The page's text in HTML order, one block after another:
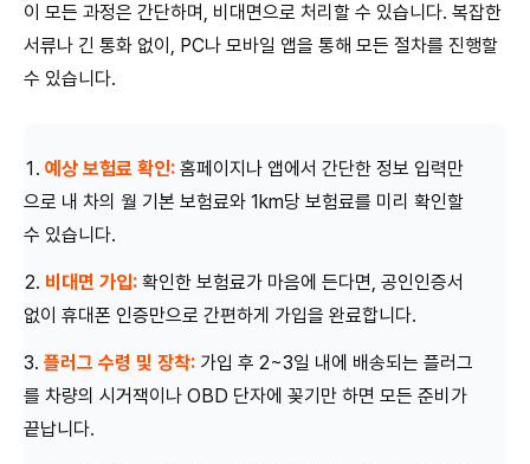
이 모든 과정은 간단하며, 비대면으로 처리할 수 있습니다. 복잡한
서류나 긴 통화 없이, PC나 모바일 앱을 통해 모든 절차를 진행할
수 있습니다.
예상 보험료 확인: 홈페이지나 앱에서 간단한 정보 입력만
으로 내 차의 월 기본 보험료와 1km당 보험료를 미리 확인할
수 있습니다.
비대면 가입: 확인한 보험료가 마음에 든다면, 공인인증서
없이 휴대폰 인증만으로 간편하게 가입을 완료합니다.
플러그 수령 및 장착: 가입 후 2~3일 내에 배송되는 플러그
를 차량의 시거잭이나 OBD 단자에 꽂기만 하면 모든 준비가
끝납니다.